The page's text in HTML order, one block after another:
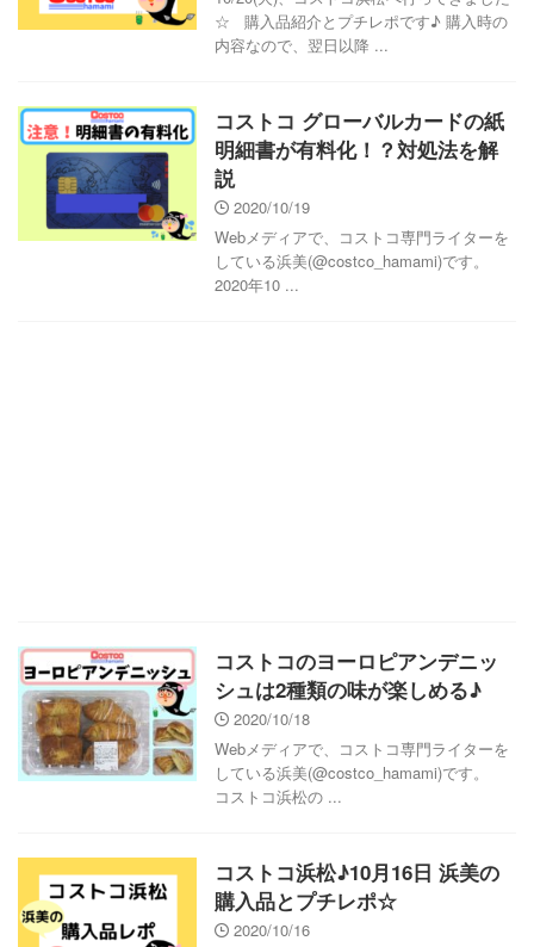
☆ 購入品紹介とプチレポです♪ 購入時の
内容なので、翌日以降 ...
コストコ グローバルカードの紙
明細書が有料化！？対処法を解
説
2020/10/19
Webメディアで、コストコ専門ライターを
している浜美(@costco_hamami)です。
2020年10 ...
コストコのヨーロピアンデニッ
シュは2種類の味が楽しめる♪
2020/10/18
Webメディアで、コストコ専門ライターを
している浜美(@costco_hamami)です。
コストコ浜松の ...
コストコ浜松♪10月16日 浜美の
購入品とプチレポ☆
2020/10/16